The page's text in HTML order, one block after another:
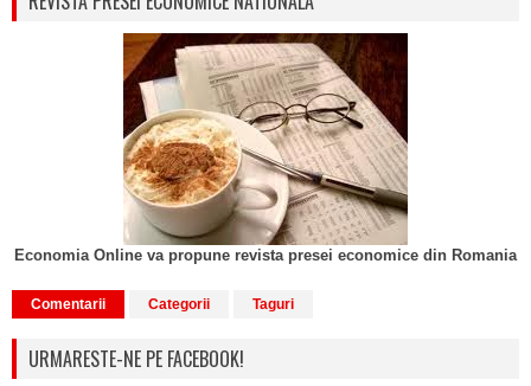
Economia Online va propune revista presei economice din Romania
Comentarii Categorii Taguri
URMARESTE-NE PE FACEBOOK!